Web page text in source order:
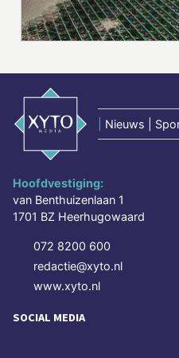
Nieuws |
Hoofdvestiging:
van Benthuizenlaan 1
1701 BZ Heerhugowaard
072 8200 600
redactie@xyto.nl
www.xyto.nl
SOCIAL MEDIA